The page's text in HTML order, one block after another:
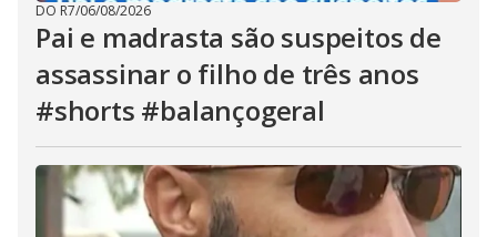
DO R7/06/08/2026
Pai e madrasta são suspeitos de
assassinar o filho de três anos
#shorts #balançogeral